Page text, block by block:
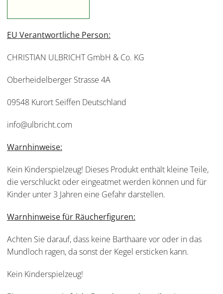
EU Verantwortliche Person:
CHRISTIAN ULBRICHT GmbH & Co. KG
Oberheidelberger Strasse 4A
09548 Kurort Seiffen Deutschland
info@ulbricht.com
Warnhinweise:
Kein Kinderspielzeug! Dieses Produkt enthält kleine Teile,
die verschluckt oder eingeatmet werden können und für
Kinder unter 3 Jahren eine Gefahr darstellen.
Warnhinweise für Räucherfiguren:
Achten Sie darauf, dass keine Barthaare vor oder in das
Mundloch ragen, da sonst der Kegel ersticken kann.
Kein Kinderspielzeug!